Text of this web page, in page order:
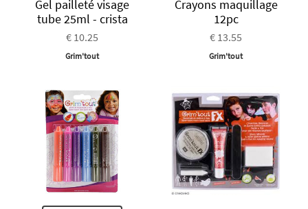
Gel pailleté visage
tube 25ml - crista
€ 10.25
Grim'tout
Crayons maquillage
12pc
€ 13.55
Grim'tout